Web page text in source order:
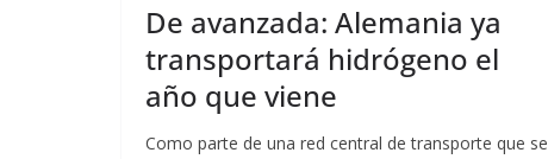
De avanzada: Alemania ya
transportará hidrógeno el
año que viene
Como parte de una red central de transporte que se